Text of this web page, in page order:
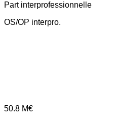
Part interprofessionnelle
OS/OP interpro.
50.8 M€